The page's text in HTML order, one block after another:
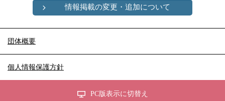
情報掲載の変更・追加について
団体概要
個人情報保護方針
PC版表示に切替え